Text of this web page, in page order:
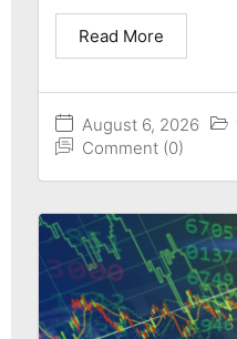
August 6, 2026
Comment (0)
Read More